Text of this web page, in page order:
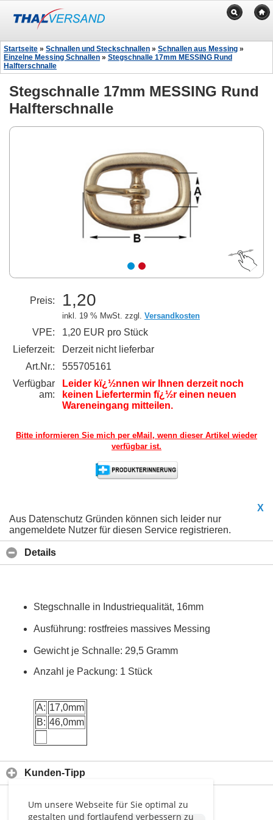
Um unsere Webseite für Sie optimal zu
gestalten und fortlaufend verbessern zu
Startseite » Schnallen und Steckschnallen » Schnallen aus Messing »
Einzelne Messing Schnallen » Stegschnalle 17mm MESSING Rund
Halfterschnalle
Stegschnalle 17mm MESSING Rund
Halfterschnalle
Preis: 1,20
inkl. 19 % MwSt. zzgl. Versandkosten
VPE:
1,20 EUR pro Stück
Lieferzeit:
Derzeit nicht lieferbar
Art.Nr.:
555705161
Verfügbar
am:
Leider kï¿½nnen wir Ihnen derzeit noch
keinen Liefertermin fï¿½r einen neuen
Wareneingang mitteilen.
Bitte informieren Sie mich per eMail, wenn dieser Artikel wieder
verfügbar ist.
X
Aus Datenschutz Gründen können sich leider nur
angemeldete Nutzer für diesen Service registrieren.
Details
Stegschnalle in Industriequalität, 16mm
Ausführung: rostfreies massives Messing
Gewicht je Schnalle: 29,5 Gramm
Anzahl je Packung: 1 Stück
A: 17,0mm
B: 46,0mm
Kunden-Tipp